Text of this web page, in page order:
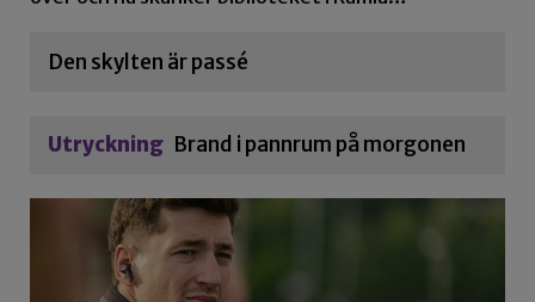
Den skylten är passé
Utryckning Brand i pannrum på morgonen